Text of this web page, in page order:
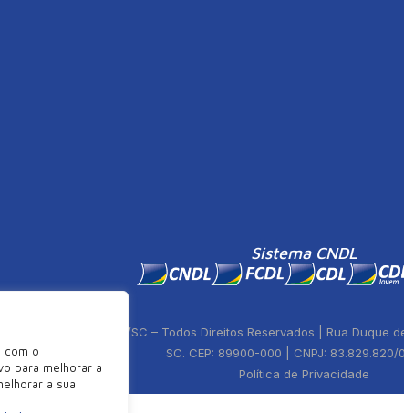
com o
para melhorar a
a sua
Sistema CNDL
Miguel do Oeste/SC – Todos Direitos Reservados | Rua Duque
SC. CEP: 89900-000 | CNPJ: 83.829.820/
Política de Privacidade